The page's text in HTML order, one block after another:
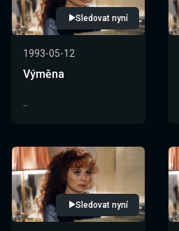
Sledovat nyní
1993-05-12
Výměna
--
Sledovat nyní